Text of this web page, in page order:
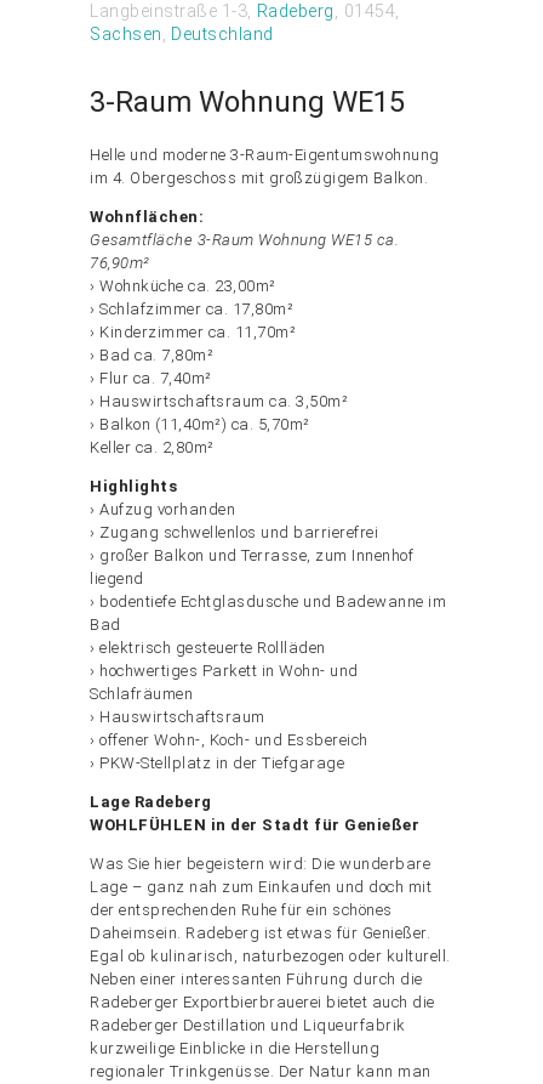
Langbeinstraße 1-3 Radeberg
01454
Sachsen
Deutschland
3-Raum Wohnung WE15
Helle und moderne 3-Raum-Eigentumswohnung
im 4. Obergeschoss mit großzügigem Balkon.
Wohnflächen:
Gesamtfläche 3-Raum Wohnung WE15 ca.
76,90m²
› Wohnküche ca. 23,00m²
› Schlafzimmer ca. 17,80m²
› Kinderzimmer ca. 11,70m²
› Bad ca. 7,80m²
› Flur ca. 7,40m²
› Hauswirtschaftsraum ca. 3,50m²
› Balkon (11,40m²) ca. 5,70m²
Keller ca. 2,80m²
Highlights
› Aufzug vorhanden
› Zugang schwellenlos und barrierefrei
› großer Balkon und Terrasse, zum Innenhof
liegend
› bodentiefe Echtglasdusche und Badewanne im
Bad
› elektrisch gesteuerte Rollläden
› hochwertiges Parkett in Wohn- und
Schlafräumen
› Hauswirtschaftsraum
› offener Wohn-, Koch- und Essbereich
› PKW-Stellplatz in der Tiefgarage
Lage Radeberg
WOHLFÜHLEN in der Stadt für Genießer
Was Sie hier begeistern wird: Die wunderbare
Lage – ganz nah zum Einkaufen und doch mit
der entsprechenden Ruhe für ein schönes
Daheimsein. Radeberg ist etwas für Genießer.
Egal ob kulinarisch, naturbezogen oder kulturell.
Neben einer interessanten Führung durch die
Radeberger Exportbierbrauerei bietet auch die
Radeberger Destillation und Liqueurfabrik
kurzweilige Einblicke in die Herstellung
regionaler Trinkgenüsse. Der Natur kann man